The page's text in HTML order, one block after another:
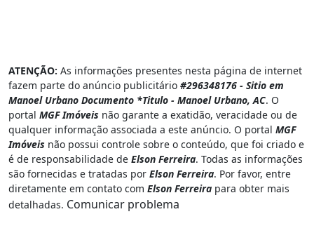
ATENÇÃO: As informações presentes nesta página de internet
fazem parte do anúncio publicitário #296348176 - Sitio em
Manoel Urbano Documento *Titulo - Manoel Urbano, AC. O
portal MGF Imóveis não garante a exatidão, veracidade ou de
qualquer informação associada a este anúncio. O portal MGF
Imóveis não possui controle sobre o conteúdo, que foi criado e
é de responsabilidade de Elson Ferreira. Todas as informações
são fornecidas e tratadas por Elson Ferreira. Por favor, entre
diretamente em contato com Elson Ferreira para obter mais
detalhadas. Comunicar problema